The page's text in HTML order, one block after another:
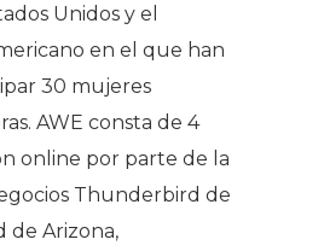
Unidos y el
en el que han
30 mujeres
AWE consta de 4
online por parte de la
Thunderbird de
de Arizona,